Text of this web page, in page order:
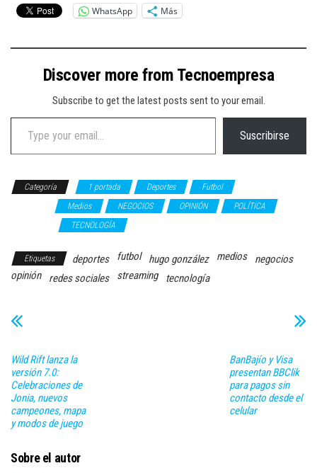
WhatsApp Más
Discover more from Tecnoempresa
Subscribe to get the latest posts sent to your email.
Type your email…
Suscribirse
Categoría 1 portada Deportes Futbol
Medios NEGOCIOS OPINIÓN
POLÍTICA
TECNOLOGÍA
Etiquetas deportes futbol hugo gonzález medios
negocios
opinión
redes sociales streaming tecnología
Wild Rift lanza la
versión 7.0:
Celebraciones de
Jonia, nuevos
campeones, mapa
y modos de juego
BanBajío y Visa
presentan BBClik
para pagos sin
contacto desde el
celular
Sobre el autor